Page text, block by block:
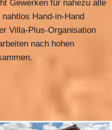
Gewerken für nahezu alle
Hand-in-Hand
Villa-Plus-Organisation
nach hohen